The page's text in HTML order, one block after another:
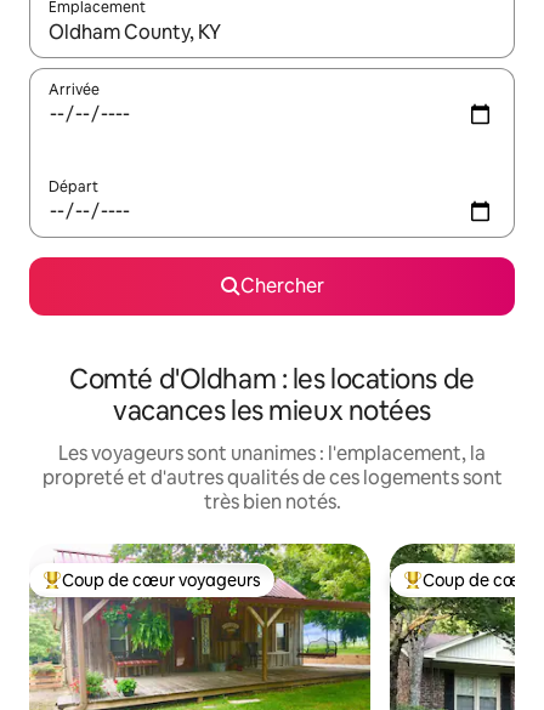
Emplacement
Quand les résultats sont affichés, parcourez-les en utilisant
Arrivée
Départ
Chercher
Comté d'Oldham : les locations de
vacances les mieux notées
Les voyageurs sont unanimes : l'emplacement, la
propreté et d'autres qualités de ces logements sont
très bien notés.
Coup de cœur voyageurs parmi les plus aimés
Coup de cœur voyageurs Coup de cœur
Coup de cœur